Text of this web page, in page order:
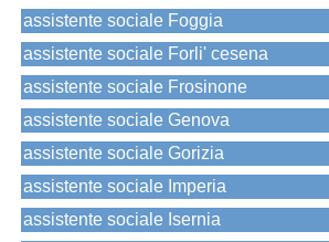
assistente sociale Foggia
assistente sociale Forli' cesena
assistente sociale Frosinone
assistente sociale Genova
assistente sociale Gorizia
assistente sociale Imperia
assistente sociale Isernia